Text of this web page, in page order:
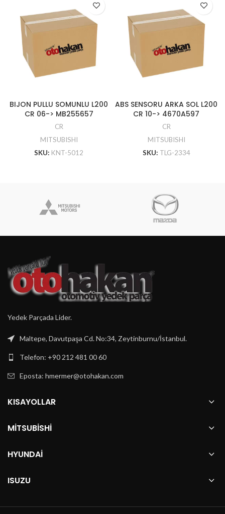
BIJON PULLU SOMUNLU L200
CR 06-> MB255657
CR
MITSUBISHI
SKU: KNT-5012
ABS SENSORU ARKA SOL L200
CR 10-> 4670A597
CR
MITSUBISHI
SKU: TLG-2334
Yedek Parçada Lider.
Maltepe, Davutpaşa Cd. No:34, Zeytinburnu/İstanbul.
Telefon: +90 212 481 00 60
Eposta: hmermer@otohakan.com
KISAYOLLAR
MITSUBISHI
HYUNDAI
ISUZU